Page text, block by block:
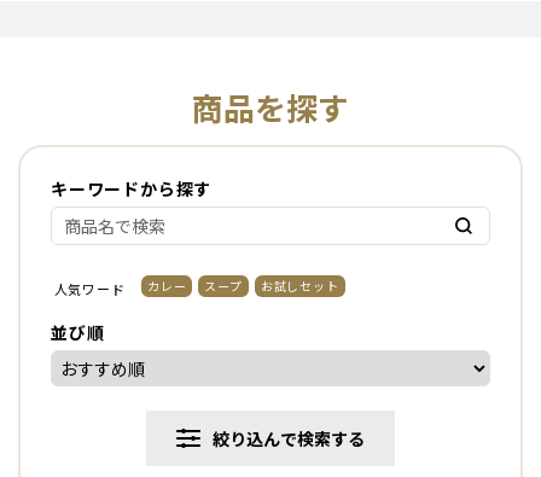
商品を探す
キーワードから探す
並び順
人気ワード カレー スープ お試しセット
絞り込んで検索する